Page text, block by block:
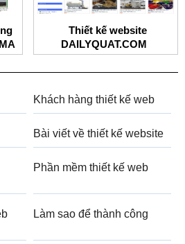
Thiết kế website
DAILYQUAT.COM
Khách hàng thiết kế web
Bài viết về thiết kế website
Phần mềm thiết kế web
Làm sao để thành công